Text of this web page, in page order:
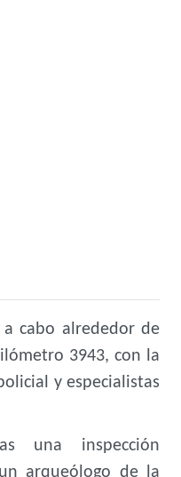
cabo alrededor de
3943, con la
y especialistas
una inspección
arqueólogo de la